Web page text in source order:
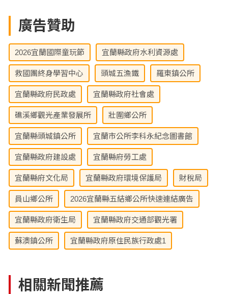
廣告贊助
2026宜蘭國際童玩節 宜蘭縣政府水利資源處
救國團終身學習中心 頭城五漁鐵 羅東鎮公所
宜蘭縣政府民政處 宜蘭縣政府社會處
礁溪鄉觀光產業發展所 壯圍鄉公所
宜蘭縣頭城鎮公所 宜蘭市公所李科永紀念圖書館
宜蘭縣政府建設處 宜蘭縣府勞工處
宜蘭縣府文化局 宜蘭縣政府環境保護局 財稅局
員山鄉公所 2026宜蘭縣五結鄉公所快速連結廣告
宜蘭縣政府衛生局 宜蘭縣政府交通部觀光署
蘇澳鎮公所 宜蘭縣政府原住民族行政處1
相關新聞推薦